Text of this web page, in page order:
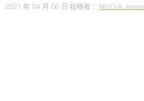
2021 年 04 月 06 日 投稿者： NVIDIA Japan